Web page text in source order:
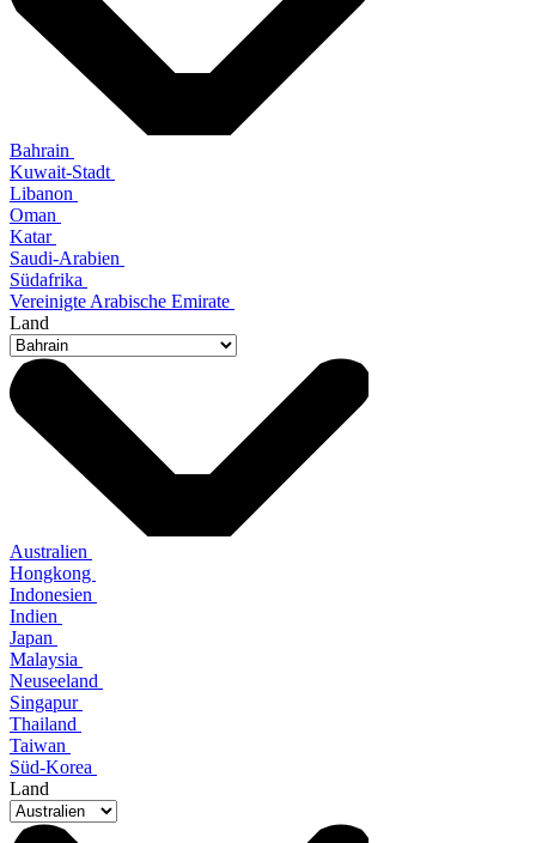
Bahrain
Kuwait-Stadt
Libanon
Oman
Katar
Saudi-Arabien
Südafrika
Vereinigte Arabische Emirate
Land
Australien
Hongkong
Indonesien
Indien
Japan
Malaysia
Neuseeland
Singapur
Thailand
Taiwan
Süd-Korea
Land